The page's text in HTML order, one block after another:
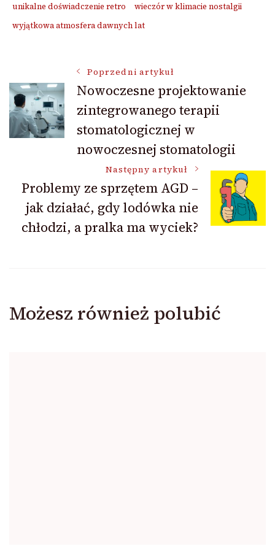
unikalne doświadczenie retro
wieczór w klimacie nostalgii
wyjątkowa atmosfera dawnych lat
Nawigacja
wpisu
Poprzedni artykuł
Nowoczesne projektowanie
zintegrowanego terapii
stomatologicznej w
nowoczesnej stomatologii
Następny artykuł
Problemy ze sprzętem AGD –
jak działać, gdy lodówka nie
chłodzi, a pralka ma wyciek?
Możesz również polubić